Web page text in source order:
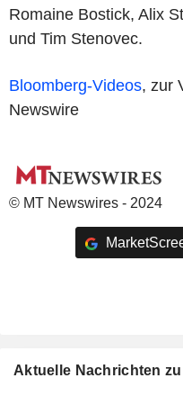
Romaine Bostick, Alix
und Tim Stenovec.
Bloomberg-Videos, zur
Newswire
© MT Newswires - 2024
Aktuelle Nachrichten